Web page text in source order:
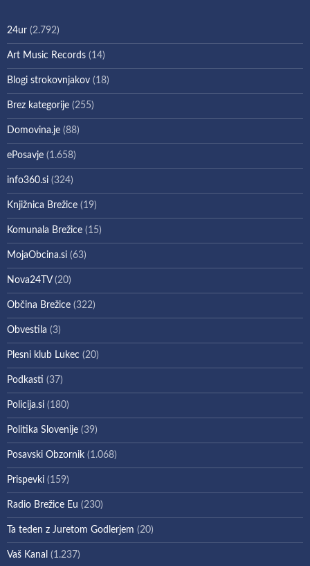
24ur (2.792)
Art Music Records (14)
Blogi strokovnjakov (18)
Brez kategorije (255)
Domovina.je (88)
ePosavje (1.658)
info360.si (324)
Knjižnica Brežice (19)
Komunala Brežice (15)
MojaObcina.si (63)
Nova24TV(20)
Občina Brežice (322)
Obvestila (3)
Plesni klub Lukec (20)
Podkasti (37)
Policija.si (180)
Politika Slovenije (39)
Posavski Obzornik (1.068)
Prispevki (159)
Radio Brežice Eu (230)
Ta teden z Juretom Godlerjem (20)
Vaš Kanal (1.237)